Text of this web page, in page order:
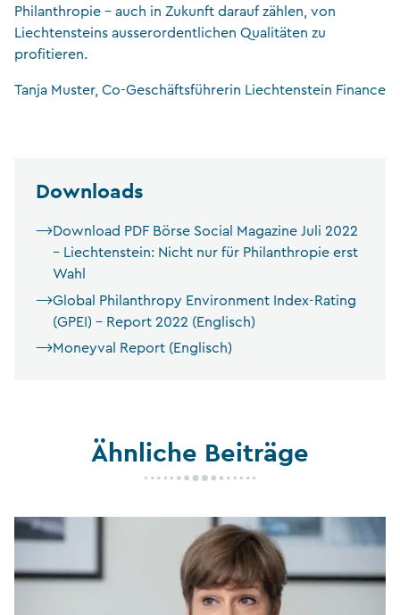
Philanthropie – auch in Zukunft darauf zählen, von
Liechtensteins ausserordentlichen Qualitäten zu
profitieren.
Tanja Muster, Co-Geschäftsführerin Liechtenstein Finance
Downloads
Download PDF Börse Social Magazine Juli 2022
– Liechtenstein: Nicht nur für Philanthropie erst
Wahl
Global Philanthropy Environment Index-Rating
(GPEI) – Report 2022 (Englisch)
Moneyval Report (Englisch)
Ähnliche Beiträge